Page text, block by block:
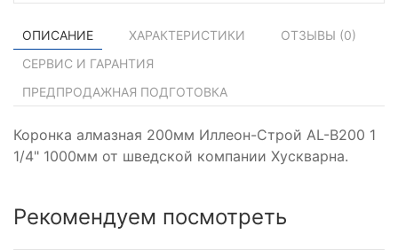
ОПИСАНИЕ ХАРАКТЕРИСТИКИ ОТЗЫВЫ (0)
СЕРВИС И ГАРАНТИЯ
ПРЕДПРОДАЖНАЯ ПОДГОТОВКА
Коронка алмазная 200мм Иллеон-Строй AL-B200 1
1/4" 1000мм от шведской компании Хускварна.
Рекомендуем посмотреть